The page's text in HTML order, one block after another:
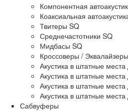
Компонентная
Коаксиальная
Твитеры SQ
Среднечастотники SQ
Мидбасы SQ
Кроссоверы / Эквалайзеры
Акустика в штатные
Акустика в штатные
Акустика в штатные
Акустика в штатные
Сабвуферы